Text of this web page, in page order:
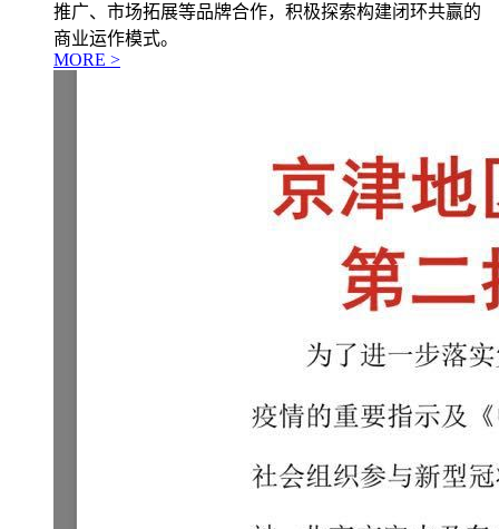
推广、市场拓展等品牌合作，积极探索构建闭环共赢的
商业运作模式。
MORE >